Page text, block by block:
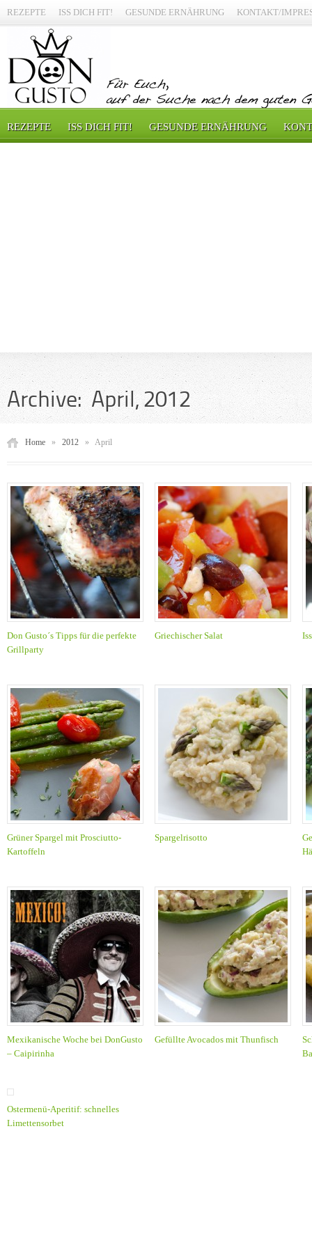
REZEPTE ISS DICH FIT! GESUNDE ERNÄHRUNG KONTAKT/
REZEPTE ISS DICH FIT! GESUNDE ERNÄHRUNG
Archive: April, 2012
Home » 2012 » April
Don Gusto´s Tipps für die perfekte
Grillparty
Griechischer Salat
Grüner Spargel mit Prosciutto-
Kartoffeln
Spargelrisotto
Mexikanische Woche bei DonGusto
– Caipirinha
Gefüllte Avocados mit Thunfisch
Ostermenü-Aperitif: schnelles
Limettensorbet